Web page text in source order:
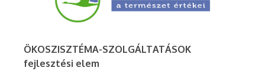
ÖKOSZISZTÉMA-SZOLGÁLTATÁSOK
fejlesztési elem